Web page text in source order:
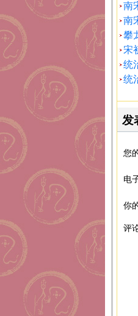
南
南
攀
宋
统
统
发
您
电
你
评